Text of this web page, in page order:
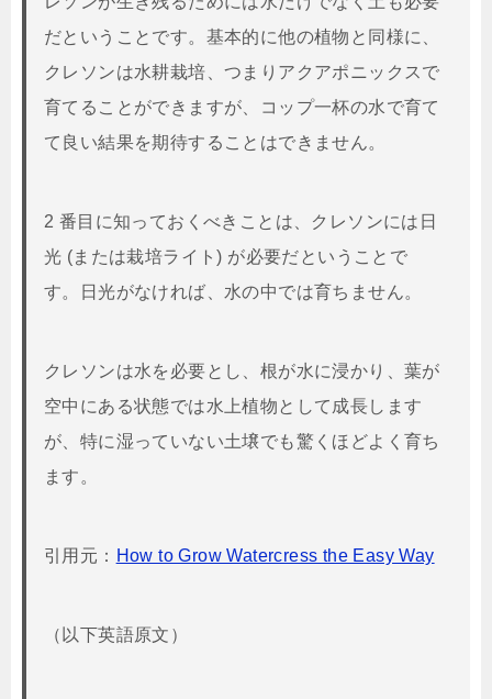
だということです。基本的に他の植物と同様に、
クレソンは水耕栽培、つまりアクアポニックスで
育てることができますが、コップ一杯の水で育て
て良い結果を期待することはできません。
2 番目に知っておくべきことは、クレソンには日
光 (または栽培ライト) が必要だということで
す。日光がなければ、水の中では育ちません。
クレソンは水を必要とし、根が水に浸かり、葉が
空中にある状態では水上植物として成長します
が、特に湿っていない土壌でも驚くほどよく育ち
ます。
引用元： How to Grow Watercress the Easy Way
（以下英語原文）